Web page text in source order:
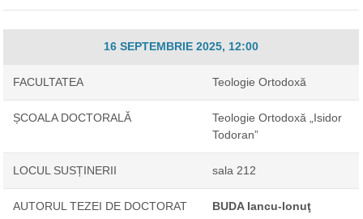
16 SEPTEMBRIE 2025, 12:00
FACULTATEA Teologie Ortodoxă
ȘCOALA DOCTORALĂ
Teologie Ortodoxă „Isidor
Todoran”
LOCUL SUSȚINERII sala 212
AUTORUL TEZEI DE DOCTORAT BUDA Iancu-Ionuţ